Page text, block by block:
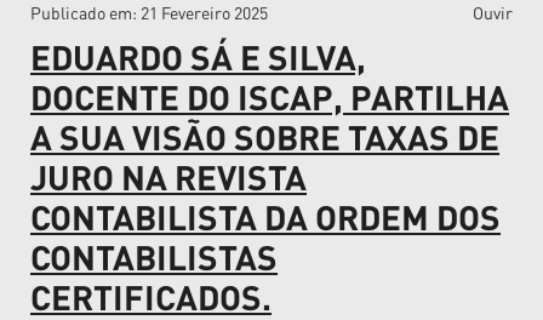
Ir
navegação
Publicado em: 21 Fevereiro 2025 Ouvir
EDUARDO SÁ E SILVA,
DOCENTE DO ISCAP, PARTILHA
A SUA VISÃO SOBRE TAXAS DE
JURO NA REVISTA
CONTABILISTA DA ORDEM DOS
CONTABILISTAS
CERTIFICADOS.